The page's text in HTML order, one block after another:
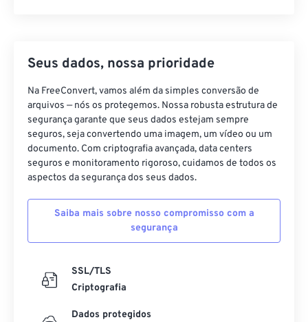
Seus dados, nossa prioridade
Na FreeConvert, vamos além da simples conversão de
arquivos — nós os protegemos. Nossa robusta estrutura de
segurança garante que seus dados estejam sempre
seguros, seja convertendo uma imagem, um vídeo ou um
documento. Com criptografia avançada, data centers
seguros e monitoramento rigoroso, cuidamos de todos os
aspectos da segurança dos seus dados.
Saiba mais sobre nosso compromisso com a
segurança
SSL/TLS
Criptografia
Dados protegidos